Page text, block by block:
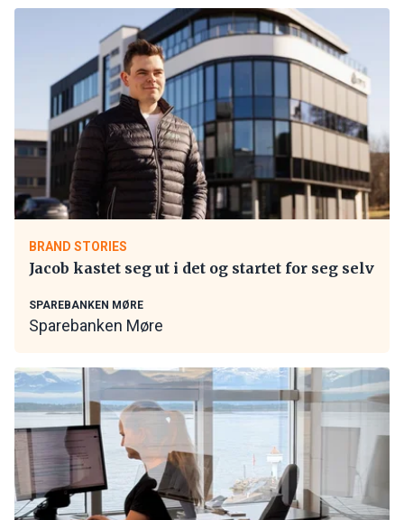
BRAND STORIES
Jacob kastet seg ut i det og startet for seg selv
SPAREBANKEN MØRE
Sparebanken Møre